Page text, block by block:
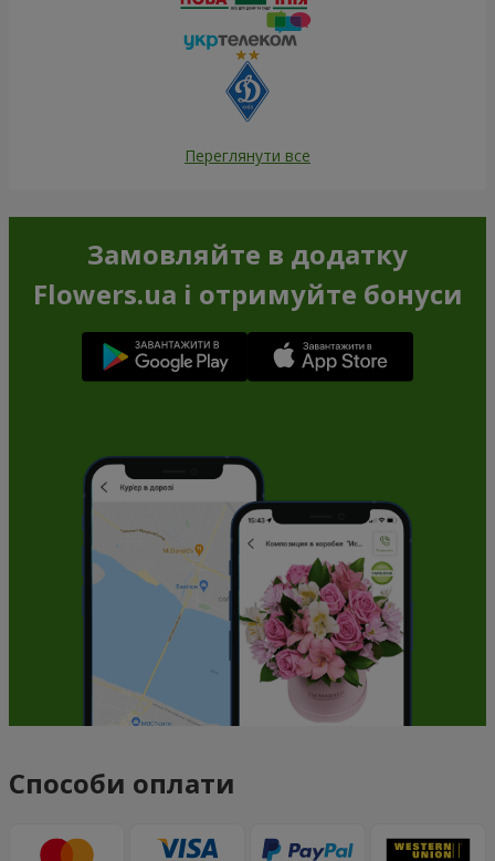
Переглянути все
Замовляйте в додатку
Flowers.ua і отримуйте бонуси
Способи оплати